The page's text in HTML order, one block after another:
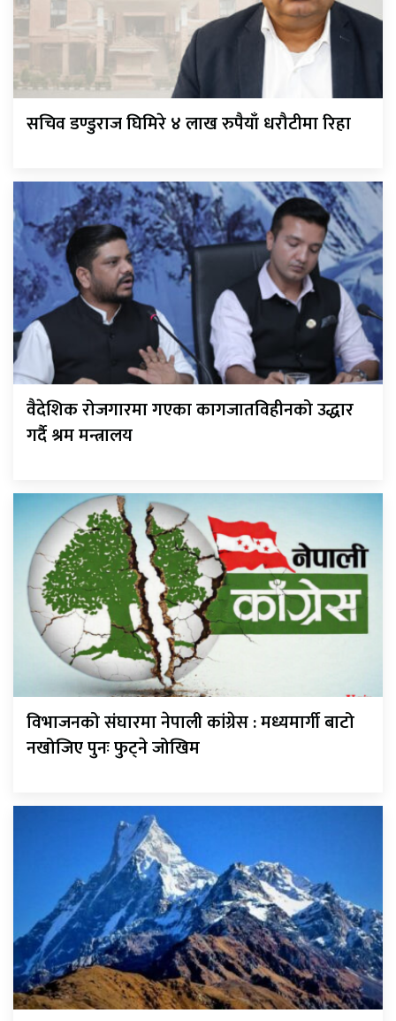
सचिव डण्डुराज घिमिरे ४ लाख रुपैयाँ धरौटीमा रिहा
वैदेशिक रोजगारमा गएका कागजातविहीनको उद्धार
गर्दै श्रम मन्त्रालय
विभाजनको संघारमा नेपाली कांग्रेस : मध्यमार्गी बाटो
नखोजिए पुनः फुट्ने जोखिम